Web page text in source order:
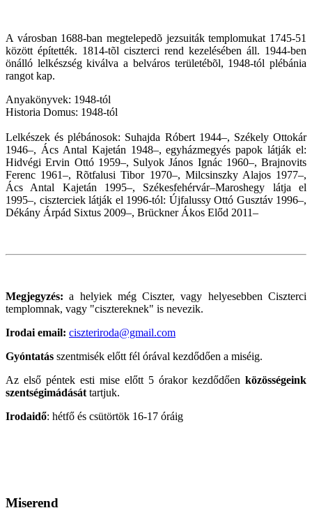
A városban 1688-ban megtelepedõ jezsuiták templomukat 1745-51
között építették. 1814-tõl ciszterci rend kezelésében áll. 1944-ben
önálló lelkészség kiválva a belváros területébõl, 1948-tól plébánia
rangot kap.
Anyakönyvek: 1948-tól
Historia Domus: 1948-tól
Lelkészek és plébánosok: Suhajda Róbert 1944–, Székely Ottokár
1946–, Ács Antal Kajetán 1948–, egyházmegyés papok látják el:
Hidvégi Ervin Ottó 1959–, Sulyok János Ignác 1960–, Brajnovits
Ferenc 1961–, Rõtfalusi Tibor 1970–, Milcsinszky Alajos 1977–,
Ács Antal Kajetán 1995–, Székesfehérvár–Maroshegy látja el
1995–, ciszterciek látják el 1996-tól: Újfalussy Ottó Gusztáv 1996–,
Dékány Árpád Sixtus 2009–, Brückner Ákos Előd 2011–
Megjegyzés: a helyiek még Ciszter, vagy helyesebben Ciszterci
templomnak, vagy "cisztereknek" is nevezik.
Irodai email: ciszteriroda@gmail.com
Gyóntatás szentmisék előtt fél órával kezdődően a miséig.
Az első péntek esti mise előtt 5 órakor kezdődően közösségeink
szentségimádását tartjuk.
Irodaidő: hétfő és csütörtök 16-17 óráig
Miserend